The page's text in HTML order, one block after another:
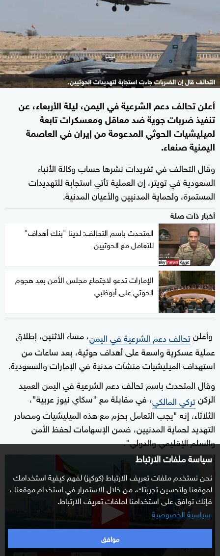
سياسة ملفات الارتباط
نحن نستخدم ملفات تعريف الارتباط (كوكيز) لفهم كيفية استخدامك
لموقعنا ولتحسين تجربتك. من خلال الاستمرار في استخدام موقعنا ،
فإنك توافق على استخدامنا لملفات تعريف الارتباط.
سياسية الخصوصية
موافق
التحالف قال إن الضربات جاءت استجابة لتهديدات الحوثيين.
أعلن تحالف دعم الشرعية في اليمن، ليلة الأربعاء، عن
تنفيذ ضربات جوية ضد معاقل ومعسكرات تابعة
لميليشيات الحوثي المدعومة من إيران في العاصمة
اليمنية صنعاء.
وقال التحالف في تغريدات نشرها حساب وكالة الأنباء
السعودية في تويتر، إن العملية تأتي استجابة للتهديدات
المستمرة، ولحماية المدنيين والأعيان المدنية.
أخبار ذات صلة
المتحدث باسم التحالف: لدينا "بنك أهداف"
للتعامل مع الحوثيين
الإمارات تدعو لاجتماع مجلس الأمن بعد هجوم
الحوثي على أبوظبي
وأعلنتحالف دعم الشرعية في اليمن، مساء الاثنين، إطلاق
عملية عسكرية واسعة على أهداف حوثية، بعد ساعات من
استهداف الميليشيات منشآت مدنية في الإمارات والسعودية.
وقال المتحدث باسم تحالف دعم الشرعية في اليمن العميد
الركنتركي المالكي، في مقابلة مع "سكاي نيوز عربية"،
الثلاثاء، إنه "يجب التعامل بحزم مع هذه الميليشيات ومصادر
التهديد لحماية المدنيين، ضمن الإسهامات لحفظ الأمن
والسلم الإقليمي والدولي".